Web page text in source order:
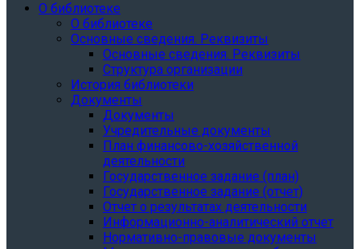
О библиотеке
О библиотеке
Основные сведения. Реквизиты
Основные сведения. Реквизиты
Структура организации
История библиотеки
Документы
Документы
Учредительные документы
План финансово-хозяйственной
деятельности
Государственное задание (план)
Государственное задание (отчет)
Отчет о результатах деятельности
Информационно-аналитический отчет
Нормативно-правовые документы